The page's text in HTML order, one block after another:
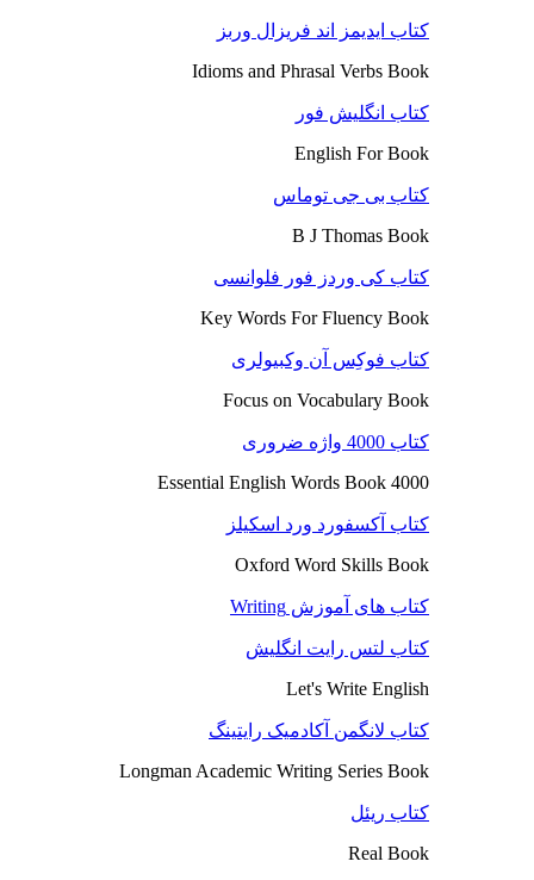
کتاب ایدیمز اند فریزال وربز
Idioms and Phrasal Verbs Book
کتاب انگلیش فور
English For Book
کتاب بی جی توماس
B J Thomas Book
کتاب کی وردز فور فلوانسی
Key Words For Fluency Book
کتاب فوکِس آن وکبیولری
Focus on Vocabulary Book
کتاب 4000 واژه ضروری
4000 Essential English Words Book
کتاب آکسفورد ورد اسکیلز
Oxford Word Skills Book
کتاب های آموزش Writing
کتاب لتس رایت انگلیش
Let's Write English
کتاب لانگمن آکادمیک رایتینگ
Longman Academic Writing Series Book
کتاب ریئل
Real Book